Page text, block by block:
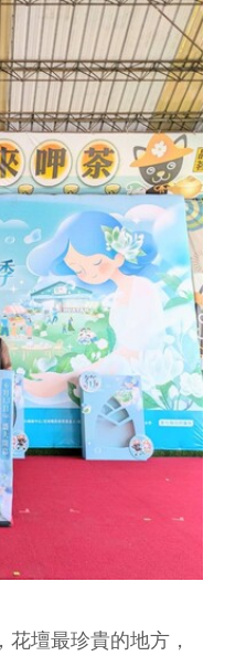
壇最珍貴的地方，